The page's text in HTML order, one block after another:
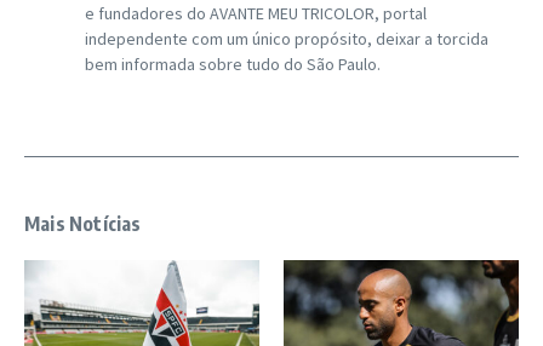
e fundadores do AVANTE MEU TRICOLOR, portal
independente com um único propósito, deixar a torcida
bem informada sobre tudo do São Paulo.
Mais Notícias